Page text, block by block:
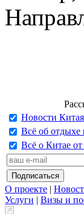
Новости
Всё об отдыхе
Всё о Китае
О проекте |
Услуги | Визы и